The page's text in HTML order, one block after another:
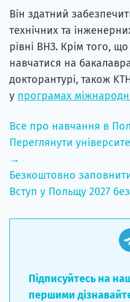
Він здатний
технічних та
рівні ВНЗ. Крім того,
навчатися на
докторантурі, також
у програмах
Все про навчання в
Переглянути
→
Безкоштовно
Вступ у Польщу 2027
Підписуйтесь на
першими